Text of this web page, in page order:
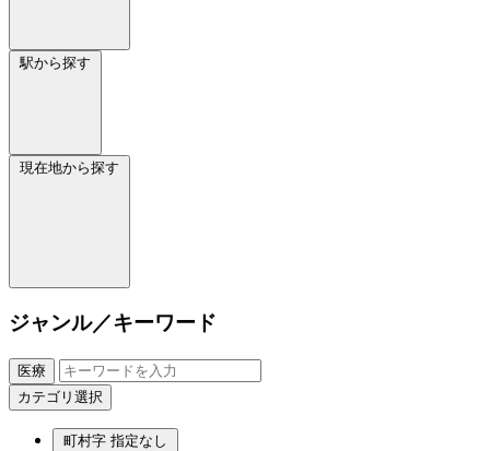
駅から探す
現在地から探す
ジャンル／キーワード
医療
カテゴリ選択
町村字 指定なし